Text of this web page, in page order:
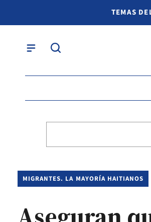
TEMAS
MIGRANTES. LA MAYORÍA HAITIANOS